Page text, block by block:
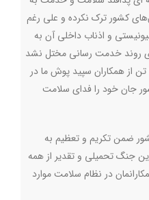
کشور ترک نکرده و علی رغم
و اذناب داخلی آن به
روند خدمت رسانی مختل نشد
و در این مسیر غرور آفرین بیش از 10 تن از همکاران سپید پوش ما در
جان خود را فدای سلامت
ضمن تکریم و تعظیم به
جنگ تحمیلی و تقدیر از همه
در نظام سلامت موارد